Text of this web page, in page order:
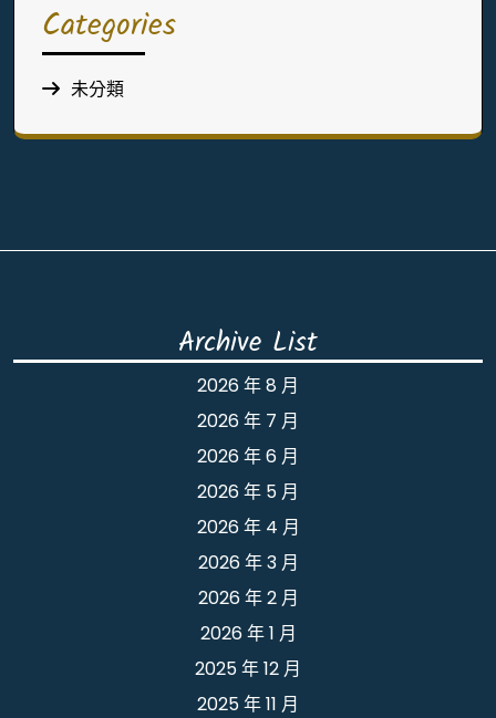
Categories
未分類
Archive List
2026 年 8 月
2026 年 7 月
2026 年 6 月
2026 年 5 月
2026 年 4 月
2026 年 3 月
2026 年 2 月
2026 年 1 月
2025 年 12 月
2025 年 11 月